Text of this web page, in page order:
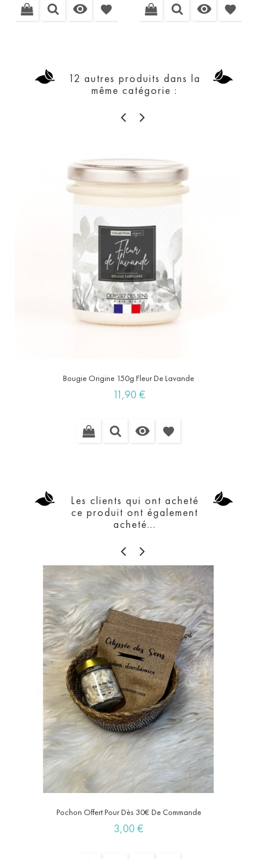
 favorite  favorite
12 autres produits dans la
même catégorie :
Bougie Origine 150g Fleur De Lavande
Prix
11,90 €
 favorite
Les clients qui ont acheté
ce produit ont également
acheté...
Pochon Offert Pour Dès 30€ De Commande
Prix
3,00 €